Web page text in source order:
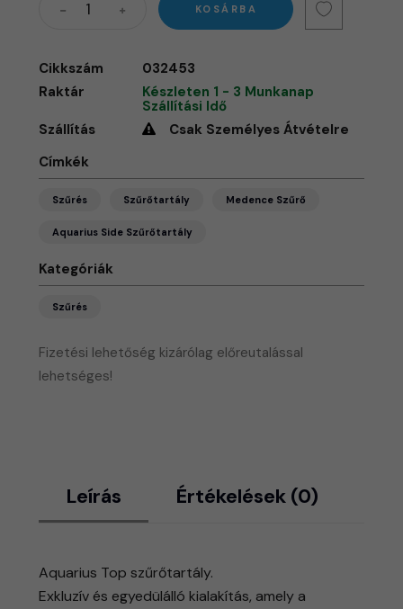
Fizetési lehetőség kizárólag előreutalással
lehetséges!
KOSÁRBA
Cikkszám
032453
Raktár
Készleten 1 - 3 Munkanap
Szállítási Idő
Szállítás
Csak Személyes Átvételre
Címkék
Szűrés Szűrőtartály Medence Szűrő
Aquarius Side Szűrőtartály
Kategóriák
Szűrés
Leírás Értékelések (0)
Aquarius Top szűrőtartály.
Exkluzív és egyedülálló kialakítás, amely a